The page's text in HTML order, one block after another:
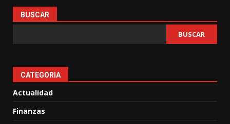
BUSCAR
BUSCAR
CATEGORIA
Actualidad
Finanzas